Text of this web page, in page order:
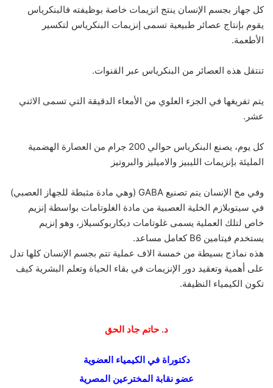
كل جهاز بجسم الإنسان ينتج انزيمات خاصة بوظيفته فالبنكرياس
يقوم بإنتاج عصائر طبيعية تسمى إنزيمات البنكرياس لتكسير
الأطعمة.
تنتقل هذه العصائر من البنكرياس عبر القنوات.
يتم تفريغها في الجزء العلوي من الأمعاء الدقيقة التي تسمى الاثني
عشر.
كل يوم، يصنع البنكرياس حوالي 200 جرام من العصارة الهضمية
المليئة بإنزيمات الليبيز والاميليز والبروتيز
وفي مخ الإنسان يتم تصنيع GABA (وهي مادة مثبطة للجهاز العصبي)
في سيتوبلازم الخلية العصبية من مادة الغلوتامات بواسطة إنزيم
خاص لتلك العملية يسمى غلوتامات ديكاربوكسيلاز، وهو إنزيم
يستخدم فيتامين B6 كعامل مساعد.
هذه نماذج بسيطة من خمسة الاف عملية تتم بجسم الإنسان كلها تدل
على أهمية وتعقيد دور الإنزيمات في بقاء الحياة وتعلم البشرية كيف
تكون الكيمياء النظيفة.
د. حاتم جاد الحق
دكتوراة في الكيمياء العضوية
عضو نقابة المخترعين المصرية